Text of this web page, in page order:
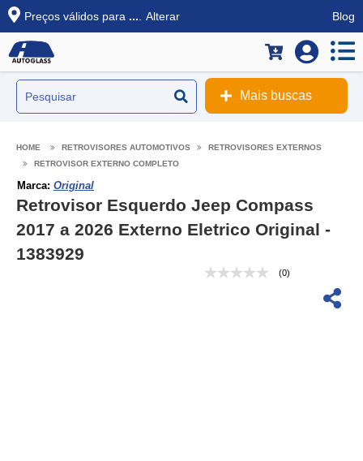
Preços válidos para ... Alterar Blog
Mais buscas
RETROVISORES AUTOMOTIVOS
RETROVISORES EXTERNOS
RETROVISOR EXTERNO COMPLETO
Marca: Original
Retrovisor Esquerdo Jeep Compass
2017 a 2026 Externo Eletrico Original -
1383929
(0)